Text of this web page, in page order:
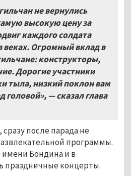
не вернулись
высокую цену за
каждого солдата
веках. Огромный вклад в
конструкторы,
Дорогие участники
тыла, низкий поклон вам
головой», — сказал глава
после парада не
программы.
имени Бондина и в
праздничные концерты.